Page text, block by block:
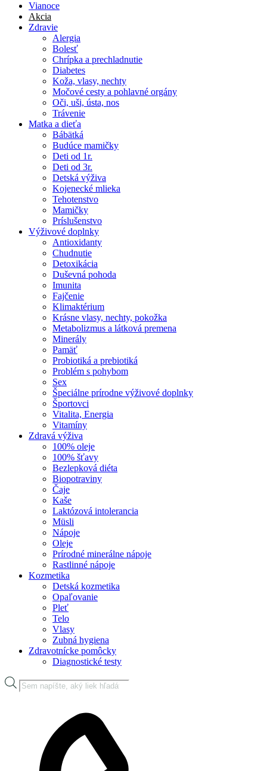
Vianoce
Akcia
Zdravie
Alergia
Bolesť
Chrípka a prechladnutie
Diabetes
Koža, vlasy, nechty
Močové cesty a pohlavné orgány
Oči, uši, ústa, nos
Trávenie
Matka a dieťa
Bábätká
Budúce mamičky
Deti od 1r.
Deti od 3r.
Detská výživa
Kojenecké mlieka
Tehotenstvo
Mamičky
Príslušenstvo
Výživové doplnky
Antioxidanty
Chudnutie
Detoxikácia
Duševná pohoda
Imunita
Fajčenie
Klimaktérium
Krásne vlasy, nechty, pokožka
Metabolizmus a látková premena
Minerály
Pamäť
Probiotiká a prebiotiká
Problém s pohybom
Sex
Špeciálne prírodne výživové doplnky
Športovci
Vitalita, Energia
Vitamíny
Zdravá výživa
100% oleje
100% šťavy
Bezlepková diéta
Biopotraviny
Čaje
Kaše
Laktózová intolerancia
Müsli
Nápoje
Oleje
Prírodné minerálne nápoje
Rastlinné nápoje
Kozmetika
Detská kozmetika
Opaľovanie
Pleť
Telo
Vlasy
Zubná hygiena
Zdravotnícke pomôcky
Diagnostické testy
Products
search